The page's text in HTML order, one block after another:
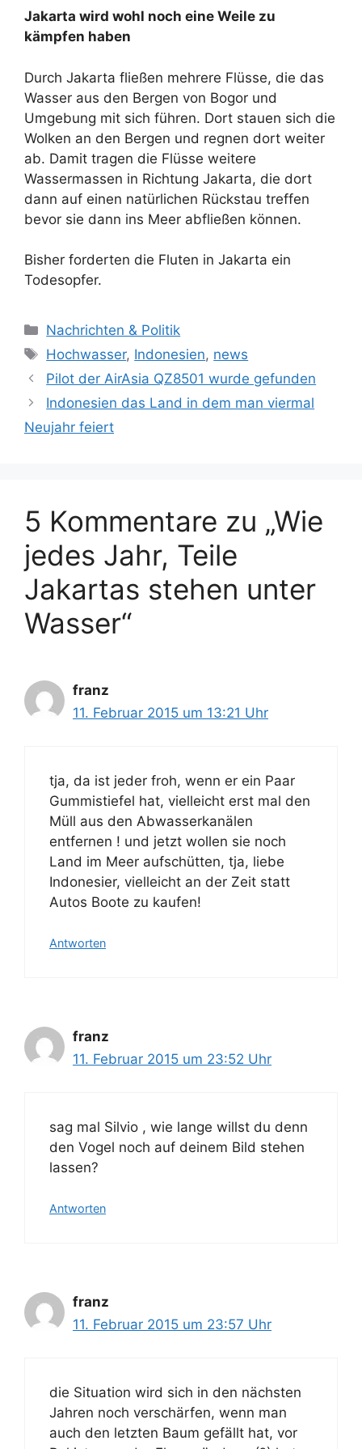
Jakarta wird wohl noch eine Weile zu
kämpfen haben
Durch Jakarta fließen mehrere Flüsse, die das
Wasser aus den Bergen von Bogor und
Umgebung mit sich führen. Dort stauen sich die
Wolken an den Bergen und regnen dort weiter
ab. Damit tragen die Flüsse weitere
Wassermassen in Richtung Jakarta, die dort
dann auf einen natürlichen Rückstau treffen
bevor sie dann ins Meer abfließen können.
Bisher forderten die Fluten in Jakarta ein
Todesopfer.
K
a
e
g
o
n
Nachrichten & Politik
S
c
l
a
e
Hochwasser, Indonesien, news
Pilot der AirAsia QZ8501 wurde gefunden
Indonesien das Land in dem man viermal
Neujahr feiert
5 Kommentare zu „Wie
jedes Jahr, Teile
Jakartas stehen unter
Wasser“
franz
11. Februar 2015 um 13:21 Uhr
tja, da ist jeder froh, wenn er ein Paar
Gummistiefel hat, vielleicht erst mal den
Müll aus den Abwasserkanälen
entfernen ! und jetzt wollen sie noch
Land im Meer aufschütten, tja, liebe
Indonesier, vielleicht an der Zeit statt
Autos Boote zu kaufen!
Antworten
franz
11. Februar 2015 um 23:52 Uhr
sag mal Silvio , wie lange willst du denn
den Vogel noch auf deinem Bild stehen
lassen?
Antworten
franz
11. Februar 2015 um 23:57 Uhr
die Situation wird sich in den nächsten
Jahren noch verschärfen, wenn man
auch den letzten Baum gefällt hat, vor